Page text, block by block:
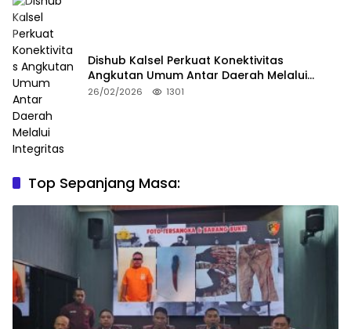
Dishub Kalsel Perkuat Konektivitas
Angkutan Umum Antar Daerah Melalui
Integritas
26/02/2026 1301
Top Sepanjang Masa: